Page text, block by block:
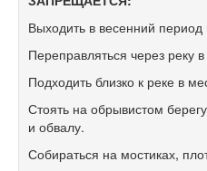
Выходить в весенний
Переправляться через реку
Подходить близко к реке в
Стоять на обрывистом
и обвалу.
Собираться на мостиках,